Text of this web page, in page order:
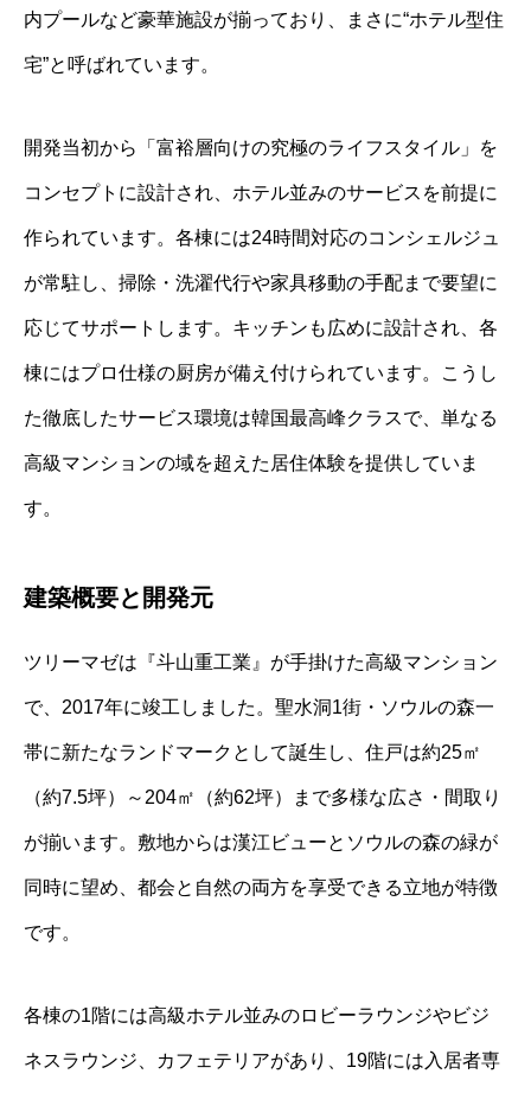
内プールなど豪華施設が揃っており、まさに“ホテル型住
宅”と呼ばれています。
開発当初から「富裕層向けの究極のライフスタイル」を
コンセプトに設計され、ホテル並みのサービスを前提に
作られています。各棟には24時間対応のコンシェルジュ
が常駐し、掃除・洗濯代行や家具移動の手配まで要望に
応じてサポートします。キッチンも広めに設計され、各
棟にはプロ仕様の厨房が備え付けられています。こうし
た徹底したサービス環境は韓国最高峰クラスで、単なる
高級マンションの域を超えた居住体験を提供していま
す。
建築概要と開発元
ツリーマゼは『斗山重工業』が手掛けた高級マンション
で、2017年に竣工しました。聖水洞1街・ソウルの森一
帯に新たなランドマークとして誕生し、住戸は約25㎡
（約7.5坪）～204㎡（約62坪）まで多様な広さ・間取り
が揃います。敷地からは漢江ビューとソウルの森の緑が
同時に望め、都会と自然の両方を享受できる立地が特徴
です。
各棟の1階には高級ホテル並みのロビーラウンジやビジ
ネスラウンジ、カフェテリアがあり、19階には入居者専